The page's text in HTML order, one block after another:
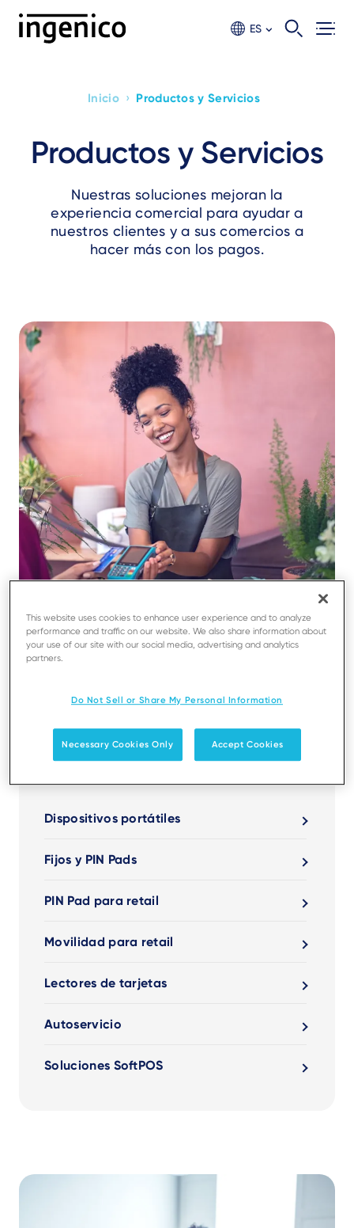
contento
ES
Breadcrumb
Inicio › Productos y Servicios
Productos y Servicios
Nuestras soluciones mejoran la
experiencia comercial para ayudar a
nuestros clientes y a sus comercios a
hacer más con los pagos.
con la máxima flexibilidad de pago, en
cualquier momento y lugar y desde
Dispositivos portátiles
Fijos y PIN Pads
PIN Pad para retail
Movilidad para retail
Lectores de tarjetas
Autoservicio
Soluciones SoftPOS
This website uses cookies to enhance user experience and to analyze
performance and traffic on our website. We also share information about
your use of our site with our social media, advertising and analytics
partners.
Do Not Sell or Share My Personal Information
Necessary Cookies Only Accept Cookies